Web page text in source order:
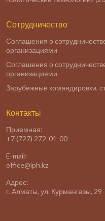
Сотрудничество
Соглашения о
организациями
Соглашения о
организациями
Зарубежные командировки,
Контакты
Приемная:
+7 (727) 272-01-00
E-mail:
office@iph.kz
Адрес:
г. Алматы, ул. Курмангазы, 29